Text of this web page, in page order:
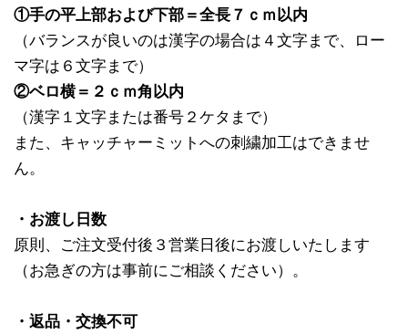
①手の平上部および下部＝全長７ｃｍ以内
（バランスが良いのは漢字の場合は４文字まで、ロー
マ字は６文字まで）
②ベロ横＝２ｃｍ角以内
（漢字１文字または番号２ケタまで）
また、キャッチャーミットへの刺繍加工はできませ
ん。
・お渡し日数
原則、ご注文受付後３営業日後にお渡しいたします
（お急ぎの方は事前にご相談ください）。
・返品・交換不可